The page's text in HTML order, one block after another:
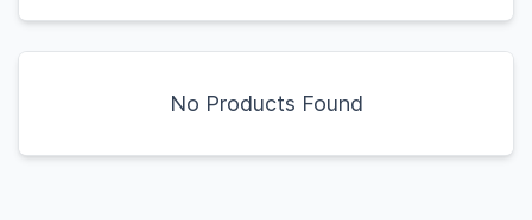
No Products Found